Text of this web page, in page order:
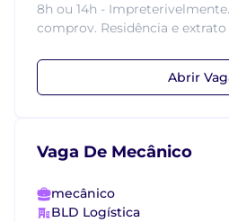
8h ou 14h -
comprov. Residência e extrato
Abrir
Vaga De Mecânico
mecânico
BLD Logística